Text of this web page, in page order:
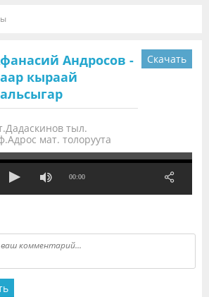
Андросов -
кыраай
Скачать
тыл.
мат. толоруута
00:00